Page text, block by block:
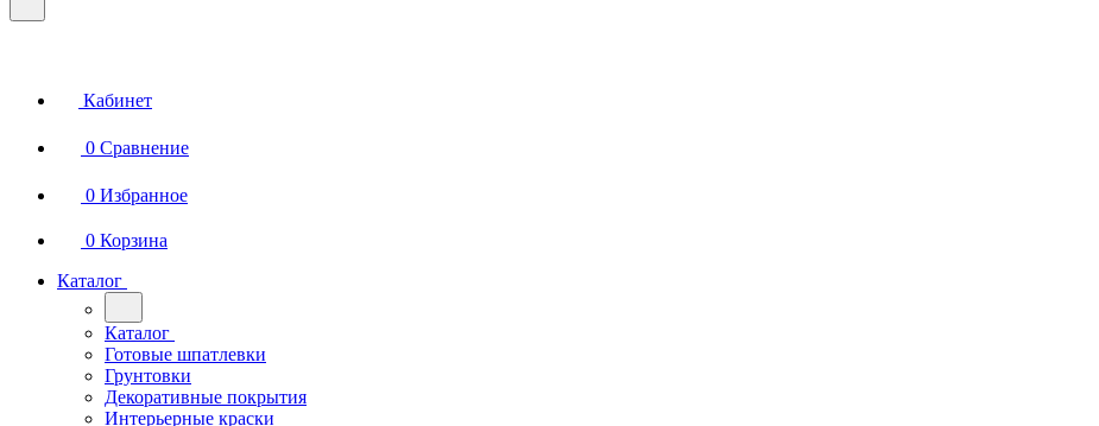
Кабинет
0 Сравнение
0 Избранное
0 Корзина
Каталог
Каталог
Готовые шпатлевки
Грунтовки
Декоративные покрытия
Интерьерные краски